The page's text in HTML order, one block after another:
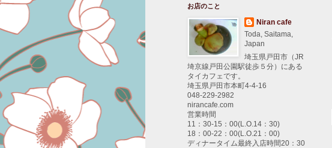
お店のこと
Niran cafe
Toda, Saitama,
Japan
埼玉県戸田市（JR
埼京線戸田公園駅徒歩５分）にある
タイカフェです。
埼玉県戸田市本町4-4-16
048-229-2982
nirancafe.com
営業時間
11：30-15：00(L.O.14：30)
18：00-22：00(L.O.21：00)
ディナータイム最終入店時間20：30